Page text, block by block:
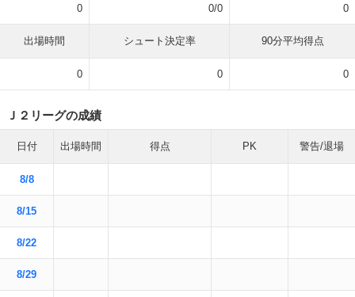
0 0/0 0
出場時間 シュート決定率 90分平均得点
0 0 0
Ｊ２リーグの成績
日付 出場時間 得点 PK 警告/退場
8/8
8/15
8/22
8/29